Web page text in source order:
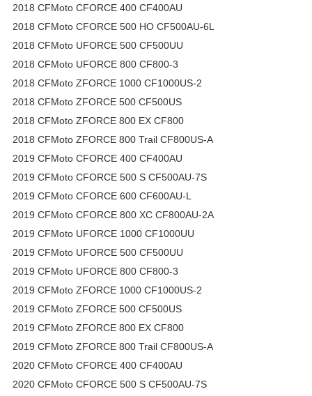
2018 CFMoto CFORCE 400 CF400AU
2018 CFMoto CFORCE 500 HO CF500AU-6L
2018 CFMoto UFORCE 500 CF500UU
2018 CFMoto UFORCE 800 CF800-3
2018 CFMoto ZFORCE 1000 CF1000US-2
2018 CFMoto ZFORCE 500 CF500US
2018 CFMoto ZFORCE 800 EX CF800
2018 CFMoto ZFORCE 800 Trail CF800US-A
2019 CFMoto CFORCE 400 CF400AU
2019 CFMoto CFORCE 500 S CF500AU-7S
2019 CFMoto CFORCE 600 CF600AU-L
2019 CFMoto CFORCE 800 XC CF800AU-2A
2019 CFMoto UFORCE 1000 CF1000UU
2019 CFMoto UFORCE 500 CF500UU
2019 CFMoto UFORCE 800 CF800-3
2019 CFMoto ZFORCE 1000 CF1000US-2
2019 CFMoto ZFORCE 500 CF500US
2019 CFMoto ZFORCE 800 EX CF800
2019 CFMoto ZFORCE 800 Trail CF800US-A
2020 CFMoto CFORCE 400 CF400AU
2020 CFMoto CFORCE 500 S CF500AU-7S